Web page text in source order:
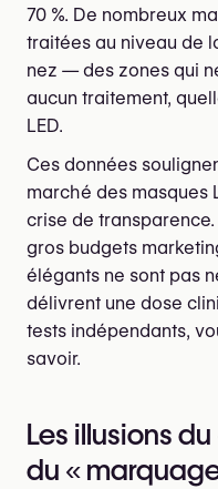
70 %. De nombreux
traitées au niveau de
nez — des zones qui
aucun traitement,
LED.
Ces données
marché des masques
crise de
gros budgets
élégants ne sont pas
délivrent une dose
tests indépendants,
savoir.
Les illusions
du «